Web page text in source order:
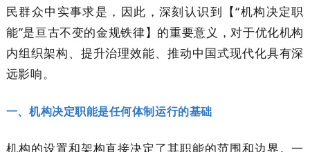
民群众中实事求是，因此，深刻认识到【“机构决定职
能”是亘古不变的金规铁律】的重要意义，对于优化机构
内组织架构、提升治理效能、推动中国式现代化具有深
远影响。
一、机构决定职能是任何体制运行的基础
机构的设置和架构直接决定了其职能的范围和边界。一